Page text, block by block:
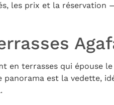
les prix et la
en terrasses qui épouse
est la vedette,